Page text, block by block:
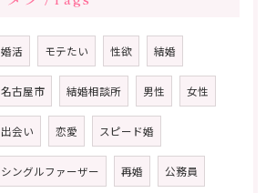
婚活 モテたい 性欲 結婚
名古屋市 結婚相談所 男性 女性
出会い 恋愛 スピード婚
シングルファーザー 再婚 公務員